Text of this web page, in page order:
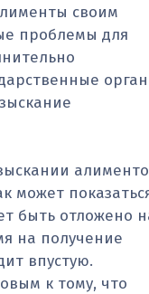
своим
проблемы для
может
быть отложено
на получение
впустую.
к тому, что